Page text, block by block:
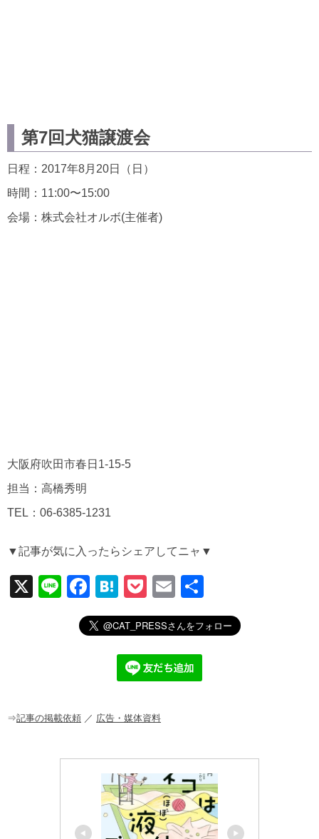
第7回犬猫譲渡会
日程：2017年8月20日（日）
時間：11:00〜15:00
会場：株式会社オルボ(主催者)
大阪府吹田市春日1-15-5
担当：高橋秀明
TEL：06-6385-1231
▼記事が気に入ったらシェアしてニャ▼
X
Li
F
a
c
o
H
at
e
n
a
P
o
ck
et
E
m
ail
有
⇒記事の掲載依頼 ／ 広告・媒体資料